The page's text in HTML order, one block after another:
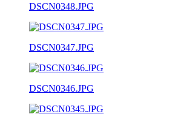
DSCN0348.JPG
DSCN0347.JPG
DSCN0346.JPG